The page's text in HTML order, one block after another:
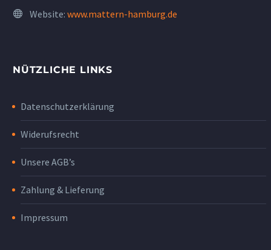
Website: www.mattern-hamburg.de
NÜTZLICHE LINKS
Datenschutzerklärung
Widerufsrecht
Unsere AGB’s
Zahlung & Lieferung
Impressum